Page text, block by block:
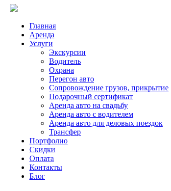
Главная
Аренда
Услуги
Экскурсии
Водитель
Охрана
Перегон авто
Сопровождение грузов, прикрытие
Подарочный сертификат
Аренда авто на свадьбу
Аренда авто с водителем
Аренда авто для деловых поездок
Трансфер
Портфолио
Скидки
Оплата
Контакты
Блог